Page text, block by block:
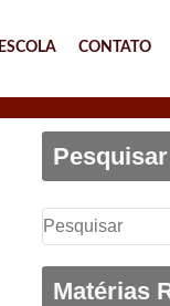
ESCOLA CONTATO
Pesquisar
Pesquisar
por:
Matérias